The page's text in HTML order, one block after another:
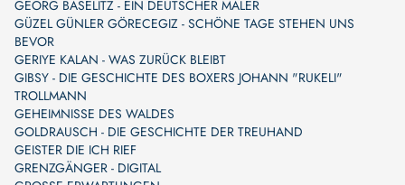
GEORG BASELITZ - EIN DEUTSCHER MALER
GÜZEL GÜNLER GÖRECEGIZ - SCHÖNE TAGE STEHEN UNS
BEVOR
GERIYE KALAN - WAS ZURÜCK BLEIBT
GIBSY - DIE GESCHICHTE DES BOXERS JOHANN "RUKELI"
TROLLMANN
GEHEIMNISSE DES WALDES
GOLDRAUSCH - DIE GESCHICHTE DER TREUHAND
GEISTER DIE ICH RIEF
GRENZGÄNGER - DIGITAL